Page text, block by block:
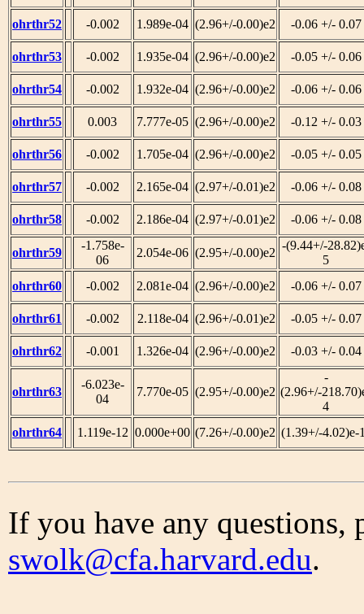
ohrthr52 -0.002 1.989e-04 (2.96+/-0.00)e2 -0.06 +/- 0.07
ohrthr53 -0.002 1.935e-04 (2.96+/-0.00)e2 -0.05 +/- 0.06
ohrthr54 -0.002 1.932e-04 (2.96+/-0.00)e2 -0.06 +/- 0.06
ohrthr55 0.003 7.777e-05 (2.96+/-0.00)e2 -0.12 +/- 0.03
ohrthr56 -0.002 1.705e-04 (2.96+/-0.00)e2 -0.05 +/- 0.05
ohrthr57 -0.002 2.165e-04 (2.97+/-0.01)e2 -0.06 +/- 0.08
ohrthr58 -0.002 2.186e-04 (2.97+/-0.01)e2 -0.06 +/- 0.08
ohrthr59
-1.758e-
06
2.054e-06 (2.95+/-0.00)e2
-(9.44+/-
5
ohrthr60
-0.002 2.081e-04 (2.96+/-0.00)e2 -0.06 +/- 0.07
ohrthr61 -0.002 2.118e-04 (2.96+/-0.01)e2 -0.05 +/- 0.07
ohrthr62 -0.001 1.326e-04 (2.96+/-0.00)e2 -0.03 +/- 0.04
ohrthr63
-6.023e-
04
7.770e-05 (2.95+/-0.00)e2
-
(2.96+/-
4
ohrthr64
1.119e-12 0.000e+00 (7.26+/-0.00)e2 (1.39+/-4.02)e-
If you have any questions,
swolk@cfa.harvard.edu.